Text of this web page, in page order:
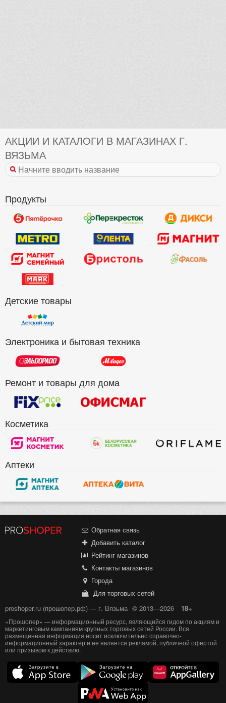
АКЦИИ И КАТАЛОГИ В МАГАЗИНАХ Г.
ВЯЗЬМА
Продукты
Детские товары
Электроника и бытовая техника
Ремонт и товары для дома
Косметика
Аптеки
Обратная связь
Добавить каталог
Рейтинг магазинов
Контакты магазинов
Города
Для торговых сетей
proshoper.ru (прошопер.рф) — г. Вязьма © 2013—2026 18+
«Прошопер» — информационный ресурс, являющийся гидом по акциям и
маркетинговым кампаниям крупных торговых сетей России. Вся
размещенная информация носит исключительно справочно-
информационный характер и не является рекламой, публичной офертой
или призывом к действию.